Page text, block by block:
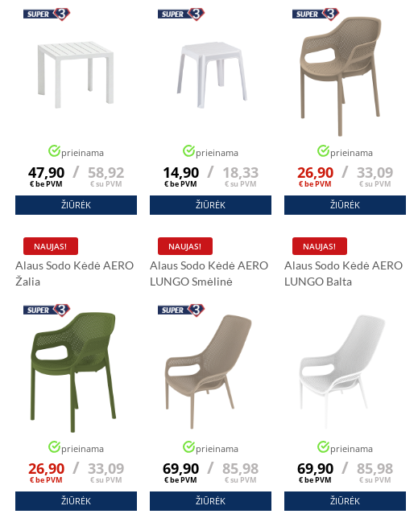
prieinama
47,90
€ be PVM
/ 58,92
€ su PVM
ŽIŪRĖK
prieinama
14,90
€ be PVM
/ 18,33
€ su PVM
ŽIŪRĖK
prieinama
26,90
€ be PVM
/ 33,09
€ su PVM
ŽIŪRĖK
Alaus Sodo Kėdė AERO
Žalia
NAUJAS!
prieinama
26,90
€ be PVM
/ 33,09
€ su PVM
ŽIŪRĖK
Alaus Sodo Kėdė AERO
LUNGO Smėlinė
NAUJAS!
prieinama
69,90
€ be PVM
/ 85,98
€ su PVM
ŽIŪRĖK
Alaus Sodo Kėdė AERO
LUNGO Balta
NAUJAS!
prieinama
69,90
€ be PVM
/ 85,98
€ su PVM
ŽIŪRĖK